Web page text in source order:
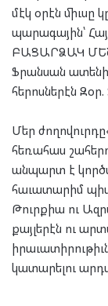
մէկ օրէն միւսը
պարագային՝
ԲԱՑԱՐՁԱԿ
Ֆրանսան
հերոսներէն
Մեր
հեռահաս
անպարտ է
հաւատարիմ
Թուրքիա ու
քայլերէն ու
կատարելու